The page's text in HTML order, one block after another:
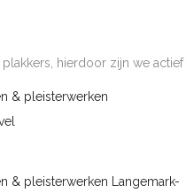
hierdoor zijn we
& pleisterwerken
& pleisterwerken Langemark-